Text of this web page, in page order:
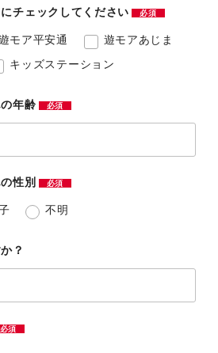
チェックしてください 必須
モア平安通
遊モアあじま
キッズステーション
年齢 必須
性別 必須
不明
？
必須